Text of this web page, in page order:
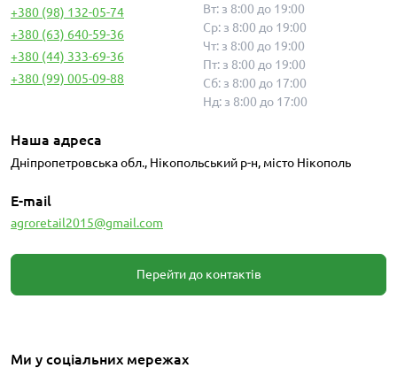
+380 (98) 132-05-74
+380 (63) 640-59-36
+380 (44) 333-69-36
+380 (99) 005-09-88
Вт: з 8:00 до 19:00
Ср: з 8:00 до 19:00
Чт: з 8:00 до 19:00
Пт: з 8:00 до 19:00
Сб: з 8:00 до 17:00
Нд: з 8:00 до 17:00
Наша адреса
Дніпропетровська обл., Нікопольський р-н, місто Нікополь
E-mail
agroretail2015@gmail.com
Перейти до контактів
Ми у соціальних мережах